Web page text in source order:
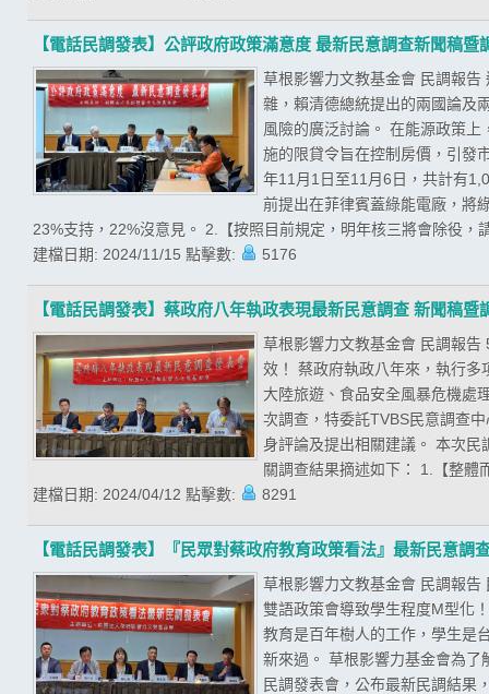
【電話民調發表】公評政府政策滿意度 最新民意調查新聞稿暨
草根影響力文教基金會 民調報
雜，賴清德總統提出的兩國論及
風險的廣泛討論。 在能源政策
施的限貸令旨在控制房價，引發
年11月1日至11月6日，共計有
前提出在菲律賓蓋綠能電廠，將
23%支持，22%沒意見。 2.【按照目前規定，明年核三將會除役
建檔日期: 2024/11/15 點擊數: 5176
【電話民調發表】蔡政府八年執政表現最新民意調查 新聞稿暨
草根影響力文教基金會 民調報
效！ 蔡政府執政八年來，執行
大陸旅遊、食品安全風暴危機處
次調查，特委託TVBS民意調查
身評論及提出相關建議。 本次
關調查結果摘述如下： 1.【整
建檔日期: 2024/04/12 點擊數: 8291
【電話民調發表】『民眾對蔡政府教育政策看法』最新民意調
草根影響力文教基金會 民調報
雙語政策會導致學生程度M型化
教育是百年樹人的工作，學生是
新來過。 草根影響力基金會為了
民調發表會，公布最新民調結果